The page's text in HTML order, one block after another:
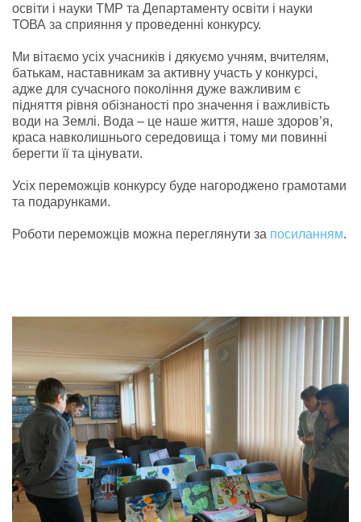
освіти і науки ТМР та Департаменту освіти і науки
ТОВА за сприяння у проведенні конкурсу.
Ми вітаємо усіх учасників і дякуємо учням, вчителям,
батькам, наставникам за активну участь у конкурсі,
адже для сучасного покоління дуже важливим є
підняття рівня обізнаності про значення і важливість
води на Землі. Вода – це наше життя, наше здоров’я,
краса навколишнього середовища і тому ми повинні
берегти її та цінувати.
Усіх переможців конкурсу буде нагороджено грамотами
та подарунками.
Роботи переможців можна переглянути за посиланням.